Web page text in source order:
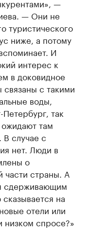
—
— Они не
туристического
ниже, а потому
И
интерес к
в доковидное
с такими
воды,
так
там
В случае с
нет. Люди в
о
части страны. А
сдерживающим
на
отели или
низком спросе?»